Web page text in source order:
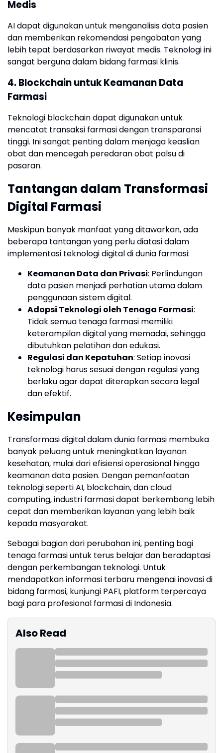
Medis
AI dapat digunakan untuk menganalisis data pasien
dan memberikan rekomendasi pengobatan yang
lebih tepat berdasarkan riwayat medis. Teknologi ini
sangat berguna dalam bidang farmasi klinis.
4. Blockchain untuk Keamanan Data
Farmasi
Teknologi blockchain dapat digunakan untuk
mencatat transaksi farmasi dengan transparansi
tinggi. Ini sangat penting dalam menjaga keaslian
obat dan mencegah peredaran obat palsu di
pasaran.
Tantangan dalam Transformasi
Digital Farmasi
Meskipun banyak manfaat yang ditawarkan, ada
beberapa tantangan yang perlu diatasi dalam
implementasi teknologi digital di dunia farmasi:
Keamanan Data dan Privasi: Perlindungan
data pasien menjadi perhatian utama dalam
penggunaan sistem digital.
Adopsi Teknologi oleh Tenaga Farmasi:
Tidak semua tenaga farmasi memiliki
keterampilan digital yang memadai, sehingga
dibutuhkan pelatihan dan edukasi.
Regulasi dan Kepatuhan: Setiap inovasi
teknologi harus sesuai dengan regulasi yang
berlaku agar dapat diterapkan secara legal
dan efektif.
Kesimpulan
Transformasi digital dalam dunia farmasi membuka
banyak peluang untuk meningkatkan layanan
kesehatan, mulai dari efisiensi operasional hingga
keamanan data pasien. Dengan pemanfaatan
teknologi seperti AI, blockchain, dan cloud
computing, industri farmasi dapat berkembang lebih
cepat dan memberikan layanan yang lebih baik
kepada masyarakat.
Sebagai bagian dari perubahan ini, penting bagi
tenaga farmasi untuk terus belajar dan beradaptasi
dengan perkembangan teknologi. Untuk
mendapatkan informasi terbaru mengenai inovasi di
bidang farmasi, kunjungi PAFI, platform terpercaya
bagi para profesional farmasi di Indonesia.
Also Read